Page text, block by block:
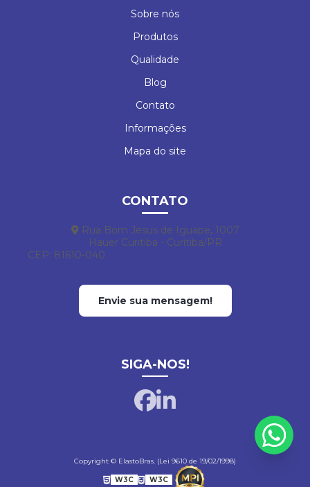
Sobre nós
Produtos
Qualidade
Blog
Contato
Informações
Mapa do site
CONTATO
Rua Bom Jesus de Iguape, 1007
Hauer Curitiba - Curitiba/PR
CEP: 81610-040
Envie sua mensagem!
SIGA-NOS!
Copyright © ElastoBras. (Lei 9610 de 19/02/1998)
W3C W3C